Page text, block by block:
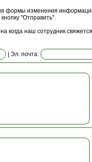
формы изменения
"Отправить".
​​когда наш сотрудник
| Эл. почта: